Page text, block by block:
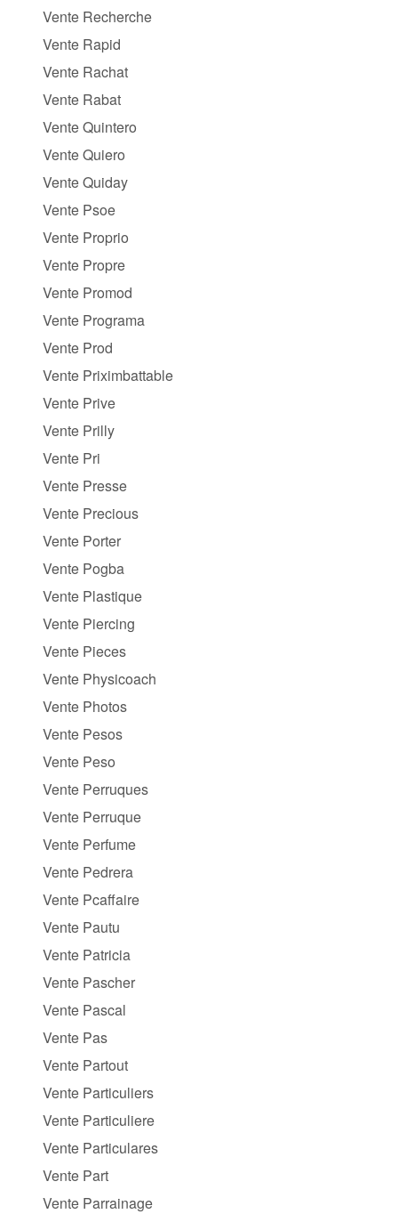
Vente Recherche
Vente Rapid
Vente Rachat
Vente Rabat
Vente Quintero
Vente Quiero
Vente Quiday
Vente Psoe
Vente Proprio
Vente Propre
Vente Promod
Vente Programa
Vente Prod
Vente Priximbattable
Vente Prive
Vente Prilly
Vente Pri
Vente Presse
Vente Precious
Vente Porter
Vente Pogba
Vente Plastique
Vente Piercing
Vente Pieces
Vente Physicoach
Vente Photos
Vente Pesos
Vente Peso
Vente Perruques
Vente Perruque
Vente Perfume
Vente Pedrera
Vente Pcaffaire
Vente Pautu
Vente Patricia
Vente Pascher
Vente Pascal
Vente Pas
Vente Partout
Vente Particuliers
Vente Particuliere
Vente Particulares
Vente Part
Vente Parrainage